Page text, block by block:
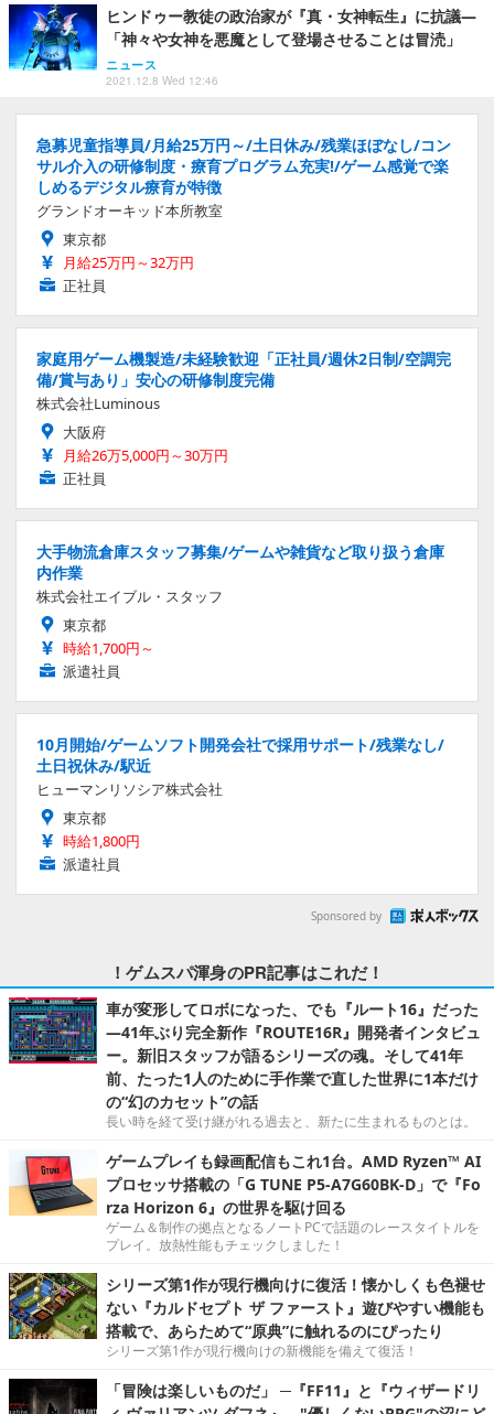
ヒンドゥー教徒の政治家が『真・女神転生』に抗議―
「神々や女神を悪魔として登場させることは冒涜」
ニュース
2021.12.8 Wed 12:46
急募児童指導員/月給25万円～/土日休み/残業ほぼなし/コン
サル介入の研修制度・療育プログラム充実!/ゲーム感覚で楽
しめるデジタル療育が特徴
グランドオーキッド本所教室
東京都
月給25万円～32万円
正社員
家庭用ゲーム機製造/未経験歓迎「正社員/週休2日制/空調完
備/賞与あり」安心の研修制度完備
株式会社Luminous
大阪府
月給26万5,000円～30万円
正社員
大手物流倉庫スタッフ募集/ゲームや雑貨など取り扱う倉庫
内作業
株式会社エイブル・スタッフ
東京都
時給1,700円～
派遣社員
10月開始/ゲームソフト開発会社で採用サポート/残業なし/
土日祝休み/駅近
ヒューマンリソシア株式会社
東京都
時給1,800円
派遣社員
Sponsored by
！ゲムスパ渾身のPR記事はこれだ！
車が変形してロボになった、でも『ルート16』だった
―41年ぶり完全新作『ROUTE16R』開発者インタビュ
ー。新旧スタッフが語るシリーズの魂。そして41年
前、たった1人のために手作業で直した世界に1本だけ
の“幻のカセット”の話
長い時を経て受け継がれる過去と、新たに生まれるものとは。
ゲームプレイも録画配信もこれ1台。AMD Ryzen™ AI
プロセッサ搭載の「G TUNE P5-A7G60BK-D」で『Fo
rza Horizon 6』の世界を駆け回る
ゲーム＆制作の拠点となるノートPCで話題のレースタイトルを
プレイ。放熱性能もチェックしました！
シリーズ第1作が現行機向けに復活！懐かしくも色褪せ
ない『カルドセプト ザ ファースト』遊びやすい機能も
搭載で、あらためて“原典”に触れるのにぴったり
シリーズ第1作が現行機向けの新機能を備えて復活！
「冒険は楽しいものだ」 ─『FF11』と『ウィザードリ